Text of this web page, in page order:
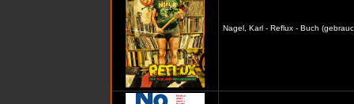
Nagel, Karl - Reflux - Buch